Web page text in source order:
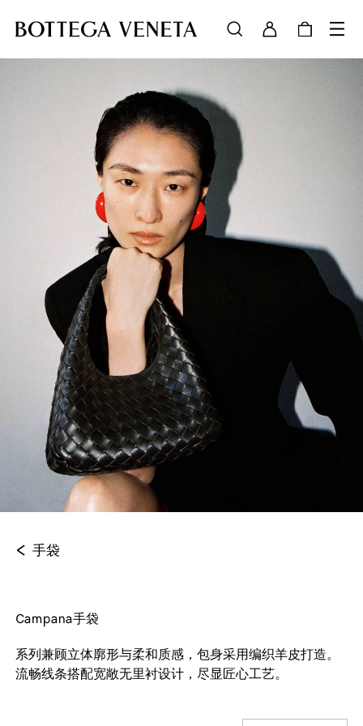
< 手袋
Campana手袋
系列兼顾立体廓形与柔和质感，包身采用编织羊皮打造。
流畅线条搭配宽敞无里衬设计，尽显匠心工艺。